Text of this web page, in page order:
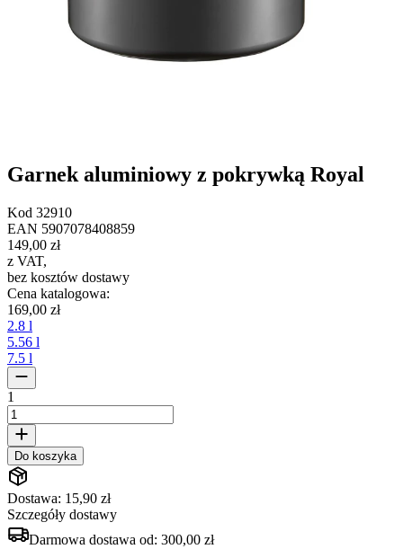
Garnek aluminiowy z pokrywką Royal
Kod 32910
EAN 5907078408859
149,00 zł
z VAT,
bez kosztów dostawy
Cena katalogowa:
169,00 zł
2.8 l
5.56 l
7.5 l
1
Do koszyka
Dostawa: 15,90 zł
Szczegóły dostawy
Darmowa dostawa od: 300,00 zł